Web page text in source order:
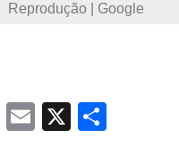
Reprodução | Google
Li
E
X